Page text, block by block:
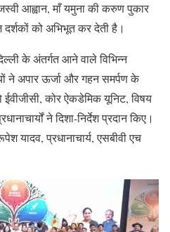
आह्वान, माँ यमुना की करुण पुकार
को अभिभूत कर देती है।
के अंतर्गत आने वाले विभिन्न
ने अपार ऊर्जा और गहन समर्पण के
ईवीजीसी, कोर ऐकडेमिक यूनिट, विषय
ने दिशा-निर्देश प्रदान किए।
यादव, प्रधानाचार्य, एसबीवी एच